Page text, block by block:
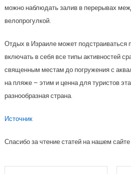
можно наблюдать залив в перерывах
велопрогулкой.
Отдых в Израиле может подстраиваться
включать в себя все типы активностей
священным местам до погружения с
на пляже – этим и ценна для туристов
разнообразная страна.
Источник
Спасибо за чтение статей на нашем сайте